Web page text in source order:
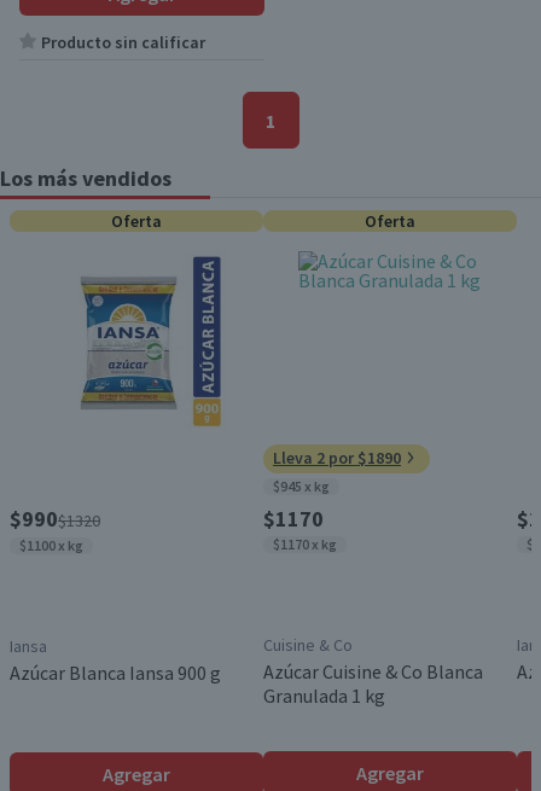
Producto sin calificar
1
Los más vendidos
Oferta
$990$1320
$1100 x kg
Iansa
Azúcar Blanca Iansa 900 g
Agregar
Oferta
Lleva 2 por $1890
$945 x kg
$1170
$1170 x kg
Cuisine & Co
Azúcar Cuisine & Co Blanca
Granulada 1 kg
Agregar